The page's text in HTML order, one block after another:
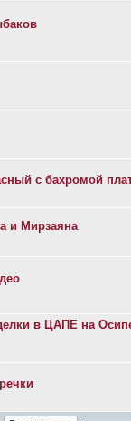
с бахромой
и Мирзаяна
в ЦАПЕ на